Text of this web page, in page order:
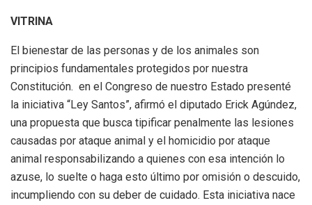
VITRINA
El bienestar de las personas y de los animales son
principios fundamentales protegidos por nuestra
Constitución. en el Congreso de nuestro Estado presenté
la iniciativa “Ley Santos”, afirmó el diputado Erick Agúndez,
una propuesta que busca tipificar penalmente las lesiones
causadas por ataque animal y el homicidio por ataque
animal responsabilizando a quienes con esa intención lo
azuse, lo suelte o haga esto último por omisión o descuido,
incumpliendo con su deber de cuidado. Esta iniciativa nace